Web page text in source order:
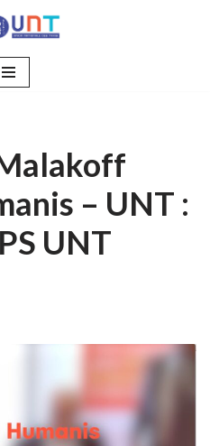
– UNT :
UNT